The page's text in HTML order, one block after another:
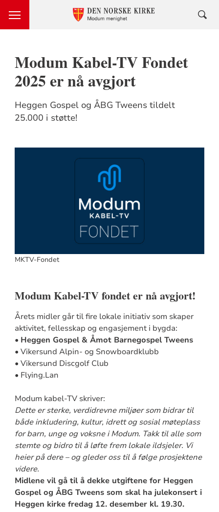
Modum Kabel-TV Fondet
2025 er nå avgjort
Heggen Gospel og ÅBG Tweens tildelt
25.000 i støtte!
MKTV-Fondet
Modum Kabel-TV fondet er nå avgjort!
Årets midler går til fire lokale initiativ som skaper
aktivitet, fellesskap og engasjement i bygda:
• Heggen Gospel & Åmot Barnegospel Tweens
• Vikersund Alpin- og Snowboardklubb
• Vikersund Discgolf Club
• Flying.Lan
Modum kabel-TV skriver:
Dette er sterke, verdidrevne miljøer som bidrar til
både inkludering, kultur, idrett og sosial møteplass
for barn, unge og voksne i Modum. Takk til alle som
stemte og bidro til å løfte frem lokale ildsjeler. Vi
heier på dere – og gleder oss til å følge prosjektene
videre.
Midlene vil gå til å dekke utgiftene for Heggen
Gospel og ÅBG Tweens som skal ha julekonsert i
Heggen kirke fredag 12. desember kl. 19.30.